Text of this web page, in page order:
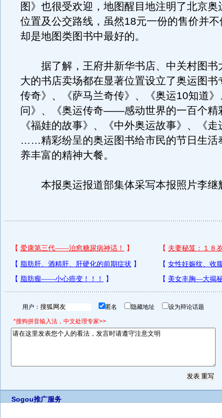
图》也很受欢迎，地图醒目地注明了北京奥
位置及公交路线，虽然18元一份的售价并
却是地图类图书中最好的。
据了解，王府井新华书店、中关村图书
大的书店卖场都在显著位置设立了奥运图书
传奇》、《萨马兰奇传》、《奥运10知道
问》、《奥运传奇——感动世界的一百个精
《福娃的故事》、《中外奥运故事》、《
……精彩纷呈的奥运图书给市民的节日生活
养丰富的精神大餐。
本报奥运报道部集体采写本报照片李继
用户： 匿名 隐藏地址 设为辩论话题
*搜狗拼音输入法，中文处理专家>>
Sogou推广服务